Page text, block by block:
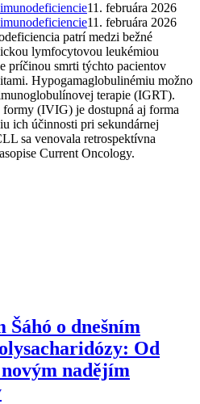
11. februára 2026
11. februára 2026
patrí medzi bežné
lymfocytovou leukémiou
príčinou smrti týchto pacientov
Hypogamaglobulinémiu možno
terapie (IGRT).
(IVIG) je dostupná aj forma
ich účinnosti pri sekundárnej
sa venovala retrospektívna
Current Oncology.
Šáhó o dnešním
Od
nadějím